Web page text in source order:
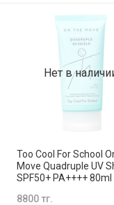
Нет в
Too Cool For School
Move Quadruple UV
SPF50+ PA++++ 80ml
8800 тг.